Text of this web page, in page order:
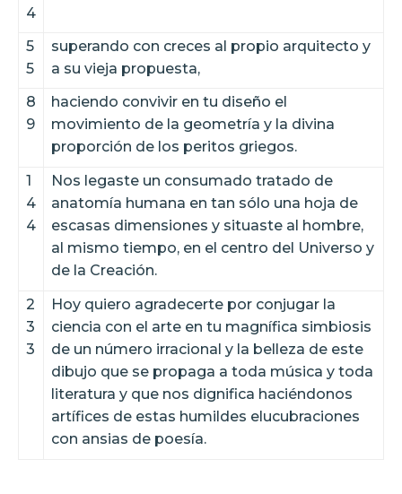
4
5
5
superando con creces al propio arquitecto y
a su vieja propuesta,
8
9
haciendo convivir en tu diseño el
movimiento de la geometría y la divina
proporción de los peritos griegos.
1
4
4
Nos legaste un consumado tratado de
anatomía humana en tan sólo una hoja de
escasas dimensiones y situaste al hombre,
al mismo tiempo, en el centro del Universo y
de la Creación.
2
3
3
Hoy quiero agradecerte por conjugar la
ciencia con el arte en tu magnífica simbiosis
de un número irracional y la belleza de este
dibujo que se propaga a toda música y toda
literatura y que nos dignifica haciéndonos
artífices de estas humildes elucubraciones
con ansias de poesía.